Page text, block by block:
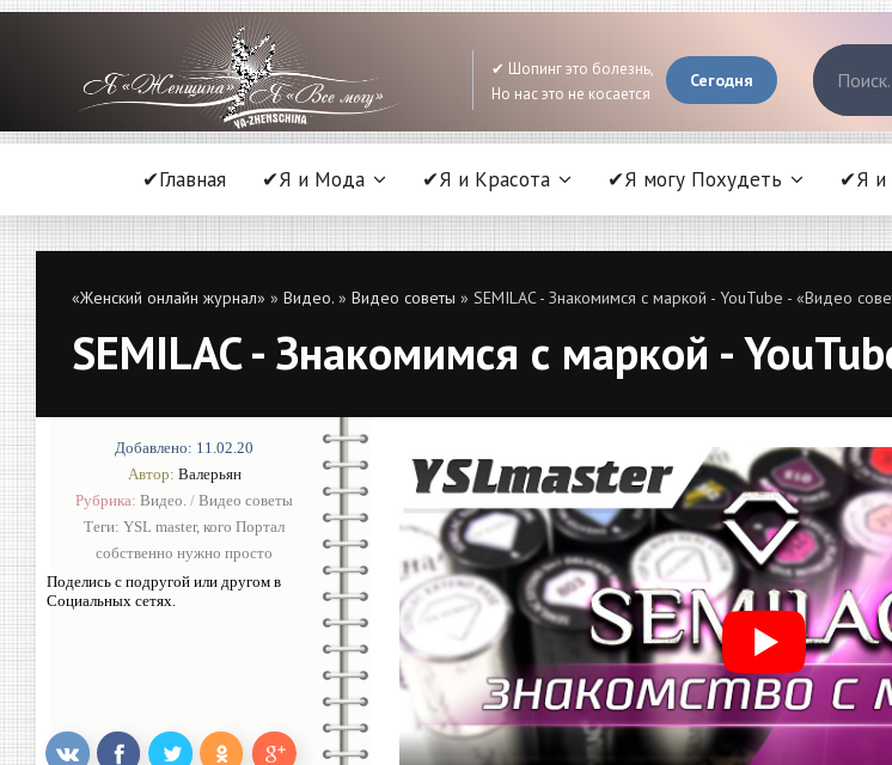
✔ Шопинг это болезнь,
Но нас это не косается
Сегодня
✔Главная ✔Я и Мода ✔Я и Красота ✔Я могу Похудеть ✔Я и
«Женский онлайн журнал» » Видео. » Видео советы » SEMILAC - Знакомимся с маркой - YouTube - «Видео
SEMILAC - Знакомимся с маркой -
Добавлено: 11.02.20
Автор: Валерьян
Рубрика: Видео. / Видео советы
Теги: YSL master, кого Портал
собственно нужно просто
Поделись с подругой или другом в
Социальных сетях.